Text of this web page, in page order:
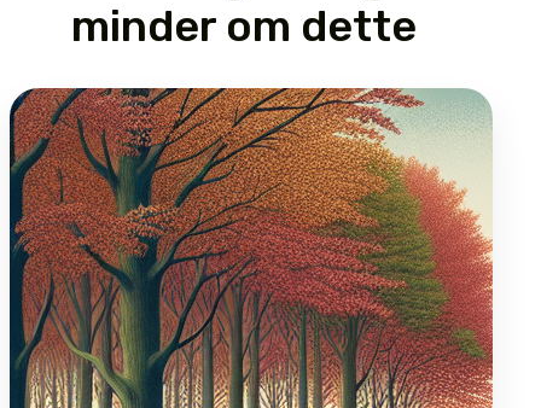
minder om dette